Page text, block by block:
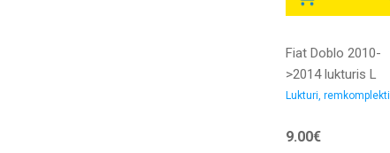
Fiat Doblo 2010-
>2014 lukturis L
remkomplekts
Lukturi, remkomplekti
9.00€